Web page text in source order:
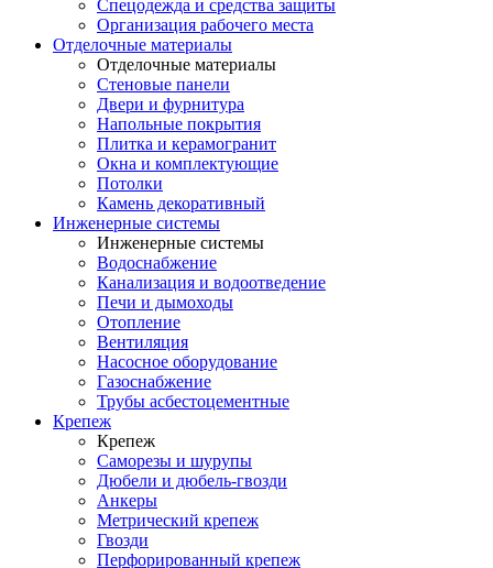
Спецодежда и средства защиты
Организация рабочего места
Отделочные материалы
Отделочные материалы
Стеновые панели
Двери и фурнитура
Напольные покрытия
Плитка и керамогранит
Окна и комплектующие
Потолки
Камень декоративный
Инженерные системы
Инженерные системы
Водоснабжение
Канализация и водоотведение
Печи и дымоходы
Отопление
Вентиляция
Насосное оборудование
Газоснабжение
Трубы асбестоцементные
Крепеж
Крепеж
Саморезы и шурупы
Дюбели и дюбель-гвозди
Анкеры
Метрический крепеж
Гвозди
Перфорированный крепеж